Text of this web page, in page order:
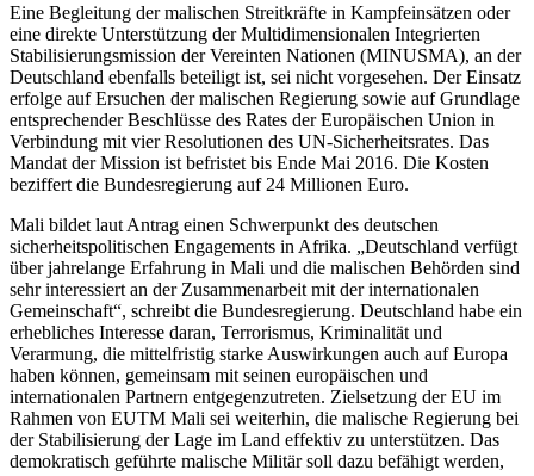
Eine Begleitung der malischen Streitkräfte in Kampfeinsätzen oder
eine direkte Unterstützung der Multidimensionalen Integrierten
Stabilisierungsmission der Vereinten Nationen (MINUSMA), an der
Deutschland ebenfalls beteiligt ist, sei nicht vorgesehen. Der Einsatz
erfolge auf Ersuchen der malischen Regierung sowie auf Grundlage
entsprechender Beschlüsse des Rates der Europäischen Union in
Verbindung mit vier Resolutionen des UN-Sicherheitsrates. Das
Mandat der Mission ist befristet bis Ende Mai 2016. Die Kosten
beziffert die Bundesregierung auf 24 Millionen Euro.
Mali bildet laut Antrag einen Schwerpunkt des deutschen
sicherheitspolitischen Engagements in Afrika. „Deutschland verfügt
über jahrelange Erfahrung in Mali und die malischen Behörden sind
sehr interessiert an der Zusammenarbeit mit der internationalen
Gemeinschaft“, schreibt die Bundesregierung. Deutschland habe ein
erhebliches Interesse daran, Terrorismus, Kriminalität und
Verarmung, die mittelfristig starke Auswirkungen auch auf Europa
haben können, gemeinsam mit seinen europäischen und
internationalen Partnern entgegenzutreten. Zielsetzung der EU im
Rahmen von EUTM Mali sei weiterhin, die malische Regierung bei
der Stabilisierung der Lage im Land effektiv zu unterstützen. Das
demokratisch geführte malische Militär soll dazu befähigt werden,